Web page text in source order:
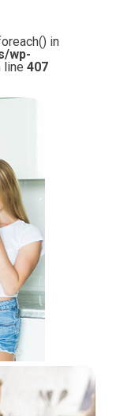
in
wp-
line 407